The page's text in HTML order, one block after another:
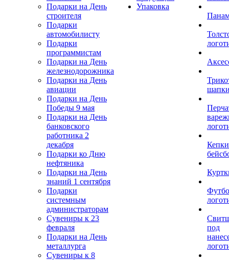
Подарки на День
строителя
Подарки
автомобилисту
Подарки
программистам
Подарки на День
железнодорожника
Подарки на День
авиации
Подарки на День
Победы 9 мая
Подарки на День
банковского
работника 2
декабря
Подарки ко Дню
нефтяника
Подарки на День
знаний 1 сентября
Подарки
системным
администраторам
Сувениры к 23
февраля
Подарки на День
металлурга
Сувениры к 8
Упаковка
под